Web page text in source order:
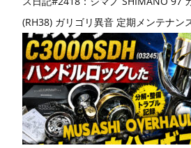
(RH38) ガリゴリ異音 定期メンテナン